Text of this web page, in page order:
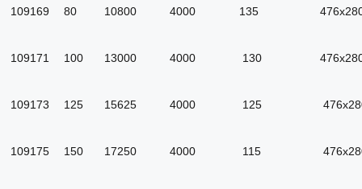
109169 80 10800 4000 135
109171 100 13000 4000 130
109173 125 15625 4000 125
109175 150 17250 4000 115